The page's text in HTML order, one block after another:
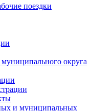
поездки
округа
и муниципальных